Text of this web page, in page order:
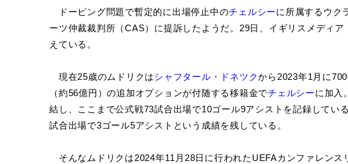
ドーピング問題で暫定的に出場停止中のチェルシーに所属するウク
ーツ仲裁裁判所（CAS）に提訴したようだ。29日、イギリスメディ
えている。
現在25歳のムドリクはシャフタール・ドネツクから2023年1月に
（約56億円）の追加オプションが付随する移籍金でチェルシーに加入
結し、ここまで公式戦73試合出場で10ゴール9アシストを記録してい
試合出場で3ゴール5アシストという成績を残している。
そんなムドリクは2024年11月28日に行われたUEFAカンファレンス